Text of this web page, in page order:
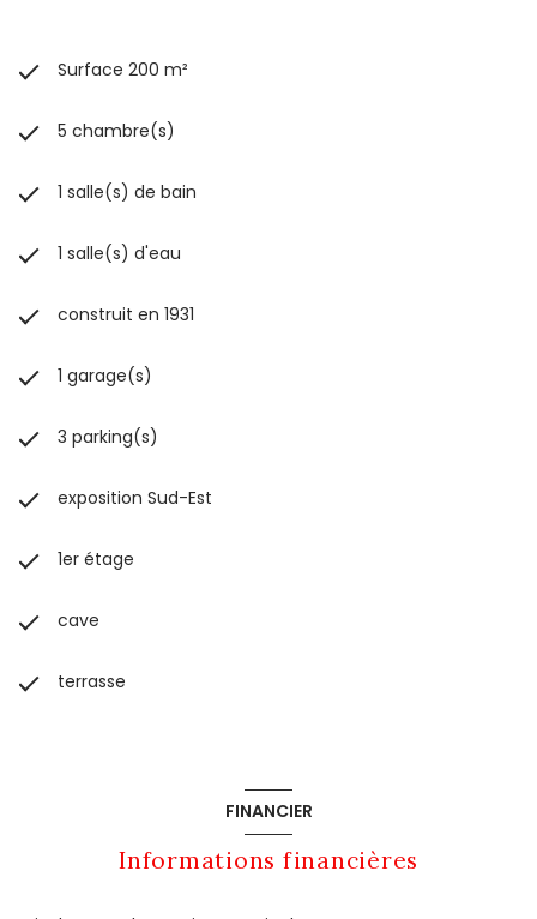
Surface 200 m²
5 chambre(s)
1 salle(s) de bain
1 salle(s) d'eau
construit en 1931
1 garage(s)
3 parking(s)
exposition Sud-Est
1er étage
cave
terrasse
FINANCIER
Informations financières